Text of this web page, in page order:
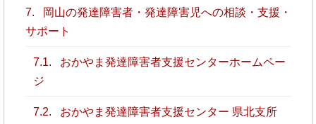
7.
岡山の発達障害者・発達障害児への相談・支援・
サポート
7.1.
おかやま発達障害者支援センターホームペー
ジ
7.2. おかやま発達障害者支援センター 県北支所